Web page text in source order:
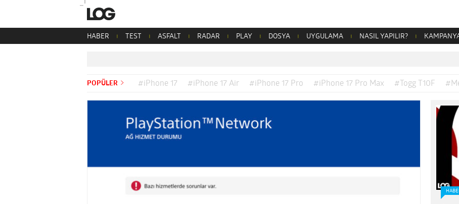
HABER TEST ASFALT RADAR PLAY DOSYA UYGULAMA NASIL YAPILIR?
POPÜLER #iPhone 17 #iPhone 17 Air #iPhone 17 Pro #iPhone 17 Pro Max #Togg T10F